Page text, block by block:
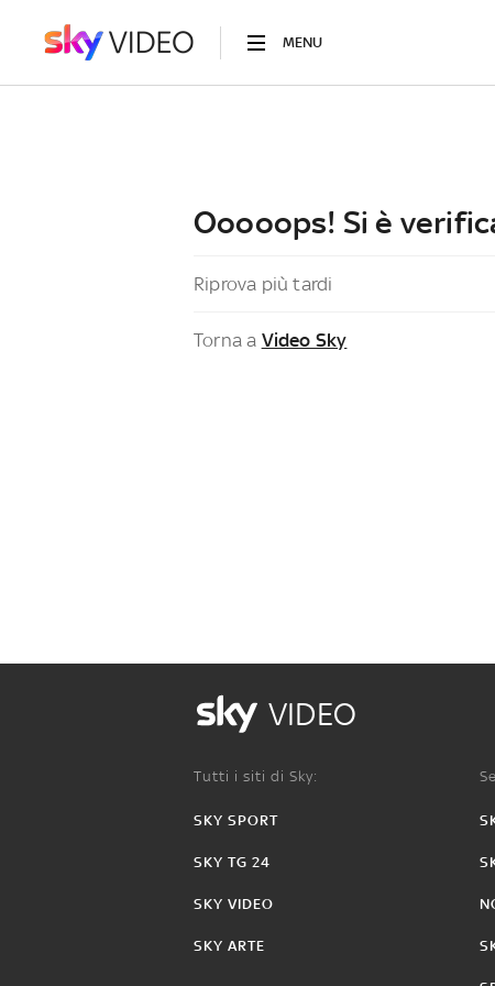
MENU
Ooooops! Si è
Riprova più tardi
Torna a Video Sky
VIDEO
Tutti i siti di Sky:
SKY SPORT
SKY TG 24
SKY VIDEO
SKY ARTE